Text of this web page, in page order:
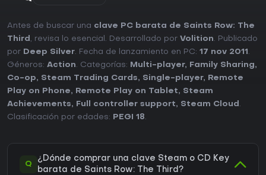
Antes de buscar una clave PC barata de Saints Row: The
Third , revisa lo esencial. Desarrollado por Volition. Publicado
por Deep Silver. Fecha de lanzamiento en PC: 17 nov 2011 .
Géneros: Action. Categorías: Multi-player, Family Sharing,
Co-op, Steam Trading Cards, Single-player,
Remote
Play on Phone, Remote Play on Tablet, Steam
Achievements, Full controller support, Steam Cloud .
Clasificación por edades:
PEGI 18.
Q
¿Dónde comprar una clave Steam o CD Key
barata de Saints Row: The Third?